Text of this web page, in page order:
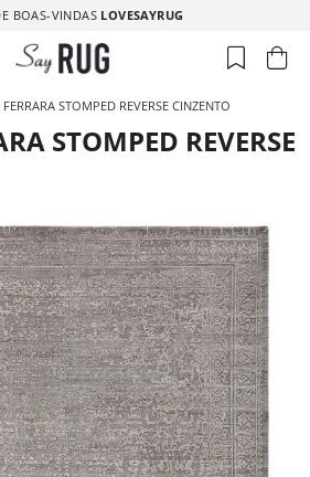
BOAS-VINDAS LOVESAYRUG
FERRARA STOMPED REVERSE CINZENTO
STOMPED